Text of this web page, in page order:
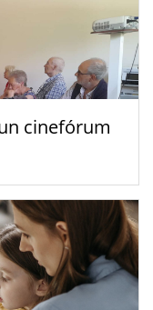
cinefórum